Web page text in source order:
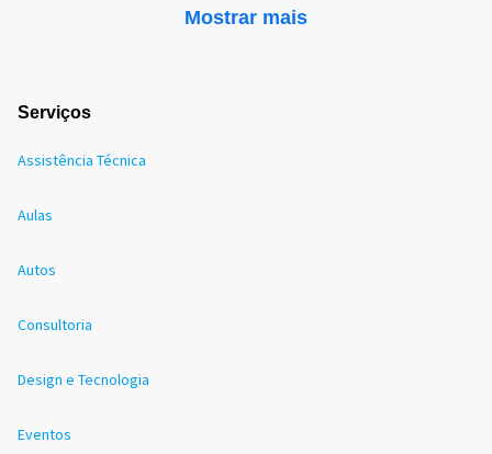
Mostrar mais
Serviços
Assistência Técnica
Aulas
Autos
Consultoria
Design e Tecnologia
Eventos